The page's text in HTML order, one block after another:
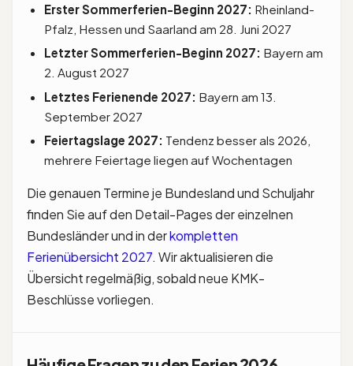
Erster Sommerferien-Beginn 2027: Rheinland-
Pfalz, Hessen und Saarland am 28. Juni 2027
Letzter Sommerferien-Beginn 2027: Bayern am
2. August 2027
Letztes Ferienende 2027: Bayern am 13.
September 2027
Feiertagslage 2027: Tendenz besser als 2026,
mehrere Feiertage liegen auf Wochentagen
Die genauen Termine je Bundesland und Schuljahr
finden Sie auf den Detail-Pages der einzelnen
Bundesländer und in derkompletten
Ferienübersicht 2027. Wir aktualisieren die
Übersicht regelmäßig, sobald neue KMK-
Beschlüsse vorliegen.